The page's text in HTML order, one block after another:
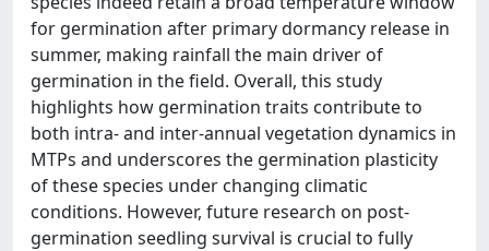
for germination after primary dormancy release in
summer, making rainfall the main driver of
germination in the field. Overall, this study
highlights how germination traits contribute to
both intra- and inter-annual vegetation dynamics in
MTPs and underscores the germination plasticity
of these species under changing climatic
conditions. However, future research on post-
germination seedling survival is crucial to fully